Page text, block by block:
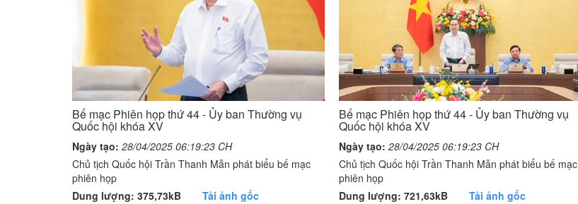
Bế mạc Phiên họp thứ 44 - Ủy ban Thường vụ
Quốc hội khóa XV
Ngày tạo: 28/04/2025 06:19:23 CH
Chủ tịch Quốc hội Trần Thanh Mẫn phát biểu bế mạc
phiên họp
Dung lượng: 375,73kB
Tải ảnh gốc
Bế mạc Phiên họp thứ 44 - Ủy ban Thường vụ
Quốc hội khóa XV
Ngày tạo: 28/04/2025 06:19:23 CH
Chủ tịch Quốc hội Trần Thanh Mẫn phát biểu bế mạc
phiên họp
Dung lượng: 721,63kB
Tải ảnh gốc